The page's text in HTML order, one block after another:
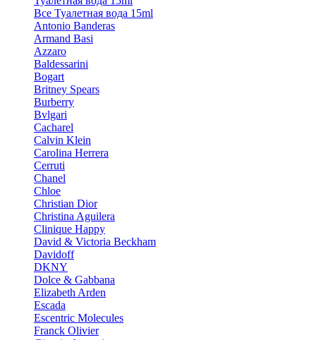
Все Туалетная вода 15ml
Antonio Banderas
Armand Basi
Azzaro
Baldessarini
Bogart
Britney Spears
Burberry
Bvlgari
Cacharel
Calvin Klein
Carolina Herrera
Cerruti
Chanel
Chloe
Christian Dior
Christina Aguilera
Clinique Happy
David & Victoria Beckham
Davidoff
DKNY
Dolce & Gabbana
Elizabeth Arden
Escada
Escentric Molecules
Franck Olivier